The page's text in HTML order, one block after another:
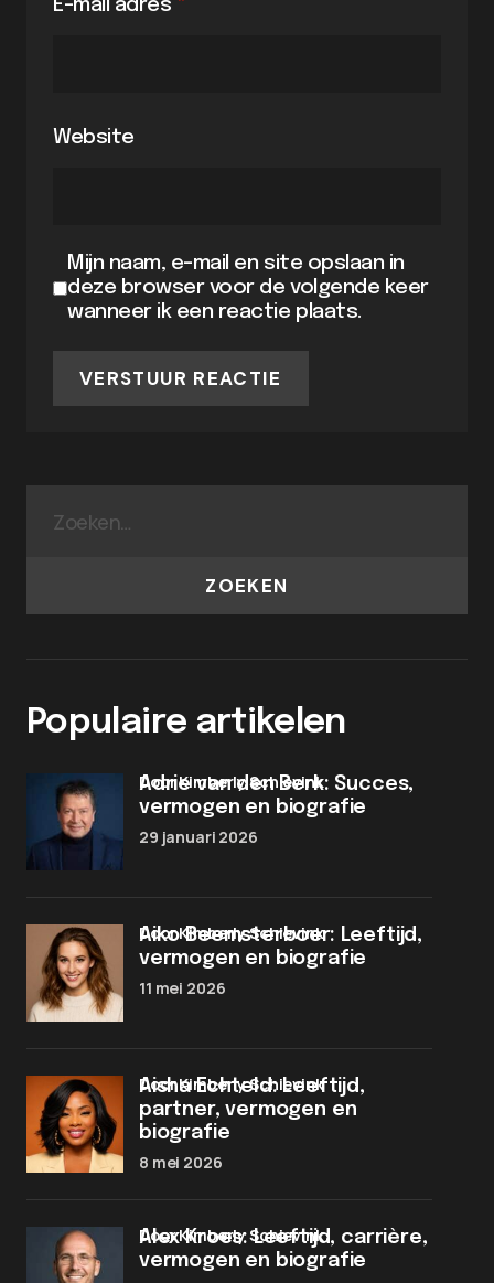
E-mail adres *
Website
Mijn naam, e-mail en site opslaan in
deze browser voor de volgende keer
wanneer ik een reactie plaats.
VERSTUUR REACTIE
ZOEKEN
Populaire artikelen
Adrie van den Berk: Succes,
vermogen en biografie
door Kimberly Schievink
29 januari 2026
Aiko Beemsterboer: Leeftijd,
vermogen en biografie
door Kimberly Schievink
11 mei 2026
Aisha Echteld: Leeftijd,
partner, vermogen en
biografie
door Kimberly Schievink
8 mei 2026
Alex Kroes: Leeftijd, carrière,
vermogen en biografie
door Kimberly Schievink